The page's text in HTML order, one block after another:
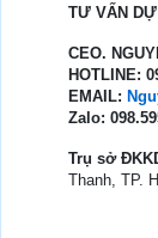
TƯ VẤN DỰ
CEO.
HOTLINE:
EMAIL:
Zalo:
Trụ sở
Thanh, TP.